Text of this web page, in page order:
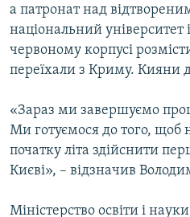
а патронат над
національний
червоному корпусі
переїхали з Криму. Кияни
«Зараз ми завершуємо
Ми готуємося до того, щоб
початку літа здійснити
Києві», – відзначив
Міністерство освіти і